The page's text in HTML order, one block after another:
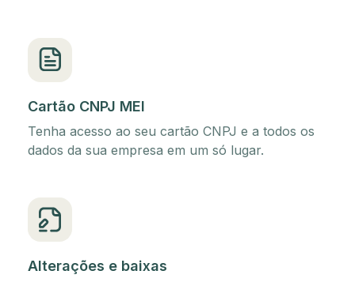
Cartão CNPJ MEI
Tenha acesso ao seu cartão CNPJ e a todos os
dados da sua empresa em um só lugar.
Alterações e baixas